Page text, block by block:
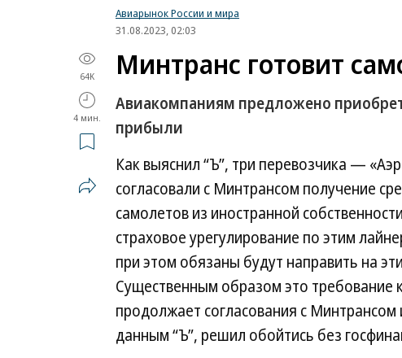
Авиарынок России и мира
31.08.2023, 02:03
64K
4 мин.
Минтранс готовит
Авиакомпаниям предложено
прибыли
Как выяснил “Ъ”, три перевозчика —
согласовали с Минтрансом получение
самолетов из иностранной
страховое урегулирование по этим
при этом обязаны будут направить на
Существенным образом это требование
продолжает согласования с
данным “Ъ”, решил обойтись без